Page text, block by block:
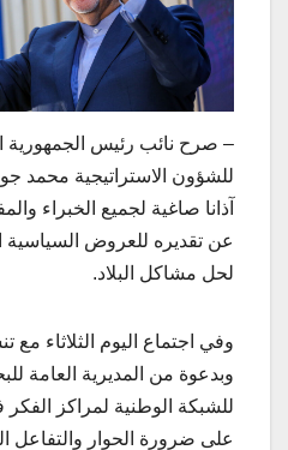
– صرح نائب رئيس الجمهورية
للشؤون الاستراتيجية محمد
آذانا صاغية لجميع الخبراء
عن تقديره للعروض السياسية
لحل مشاكل البلاد.
وفي اجتماع اليوم الثلاثاء مع
وبدعوة من المديرية العامة
للشبكة الوطنية لمراكز
على ضرورة الحوار والتفاعل